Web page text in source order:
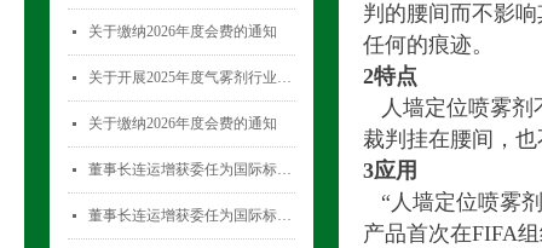
判的腰间而不影
任何的痕迹。
2特点
人墙定位喷雾
裁判挂在腰间，
3应用
“人墙定位喷雾
产品首次在FIFA
넷 关于缴纳2026年度会费的通知
넷 关于开展2025年度气雾剂行业数据统计工作的通知
넷 关于缴纳2026年度会费的通知
넷 董事长连运增获委任为国际标准化组织薄壁金属容器技术委员会(ISO/TC52)主席
넷 董事长连运增获委任为国际标准化组织薄壁金属容器技术委员会(ISO/TC52)主席